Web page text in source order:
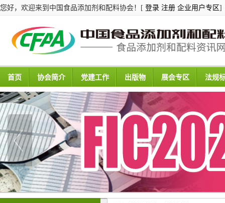
您好，欢迎来到中国食品添加剂和配料协会！[ 登录 注册 企业用户专区]
首页 协会简介 党建工作 出版物 展会专区 法规